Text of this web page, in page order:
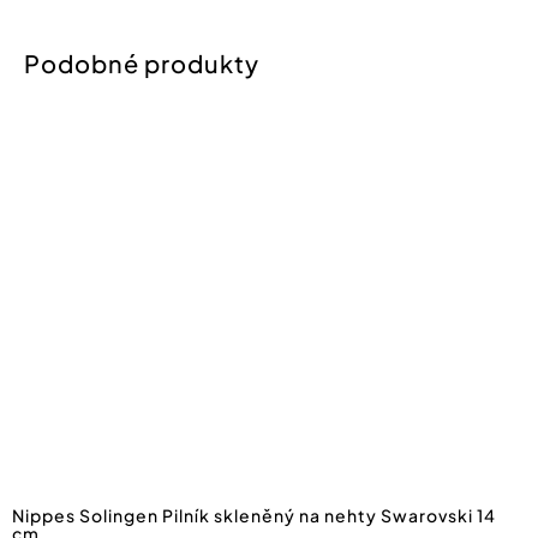
Nippes Solingen Pilník skleněný na nehty Swarovski 14
cm